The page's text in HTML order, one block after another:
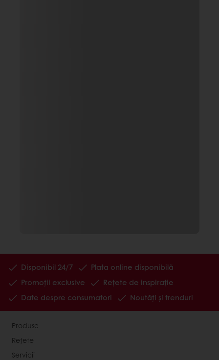
Disponibil 24/7
Plata online disponibilă
Promoții exclusive
Rețete de inspirație
Date despre consumatori
Noutăți și trenduri
Produse
Rețete
Servicii